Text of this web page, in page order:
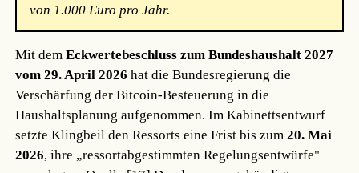
von 1.000 Euro pro Jahr.
Mit demEckwertebeschluss zum Bundeshaushalt 2027
vom 29. April 2026 hat die Bundesregierung die
Verschärfung der Bitcoin-Besteuerung in die
Haushaltsplanung aufgenommen. Im Kabinettsentwurf
setzte Klingbeil den Ressorts eine Frist bis zum20. Mai
2026, ihre „ressortabgestimmten Regelungsentwürfe"